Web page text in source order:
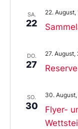
SA.
22
22. August,
DO.
27
27. August,
SO.
30
Flyer-
30.